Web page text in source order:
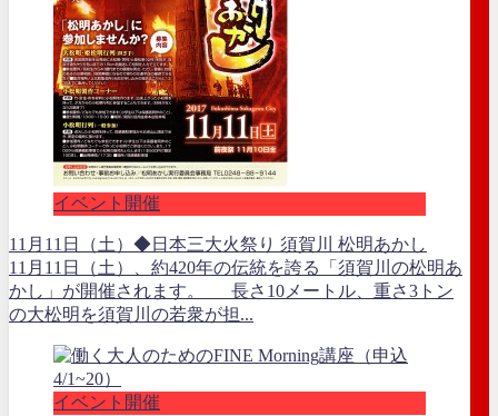
イベント開催
11月11日（土）◆日本三大火祭り 須賀川 松明あかし
11月11日（土）、約420年の伝統を誇る「須賀川の松明あ
かし」が開催されます。 長さ10メートル、重さ3トン
の大松明を須賀川の若衆が担...
イベント開催